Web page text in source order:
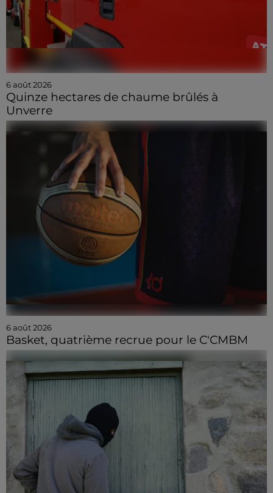
6 août 2026
Quinze hectares de chaume brûlés à
Unverre
6 août 2026
Basket, quatrième recrue pour le C'CMBM